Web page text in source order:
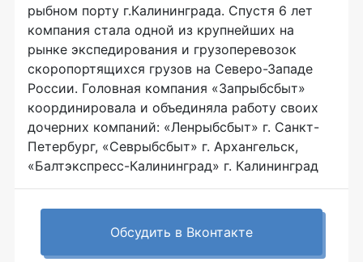
рыбном порту г.Калининграда. Спустя 6 лет
компания стала одной из крупнейших на
рынке экспедирования и грузоперевозок
скоропортящихся грузов на Северо-Западе
России. Головная компания «Запрыбсбыт»
координировала и объединяла работу своих
дочерних компаний: «Ленрыбсбыт» г. Санкт-
Петербург, «Севрыбсбыт» г. Архангельск,
«Балтэкспресс-Калининград» г. Калининград
Обсудить в Вконтакте